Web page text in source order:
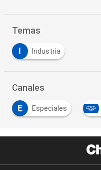
Temas
Industria
Canales
E Especiales